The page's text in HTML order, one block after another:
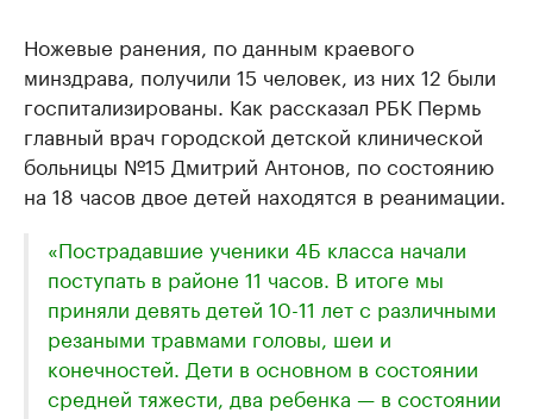
Ножевые ранения, по данным краевого
минздрава, получили 15 человек, из них 12 были
госпитализированы. Как рассказал РБК Пермь
главный врач городской детской клинической
больницы №15 Дмитрий Антонов, по состоянию
на 18 часов двое детей находятся в реанимации.
«Пострадавшие ученики 4Б класса начали
поступать в районе 11 часов. В итоге мы
приняли девять детей 10-11 лет с различными
резаными травмами головы, шеи и
конечностей. Дети в основном в состоянии
средней тяжести, два ребенка — в состоянии